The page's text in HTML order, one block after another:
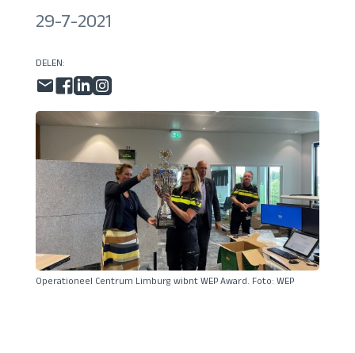
29-7-2021
DELEN:
Operationeel Centrum Limburg wibnt WEP Award. Foto: WEP